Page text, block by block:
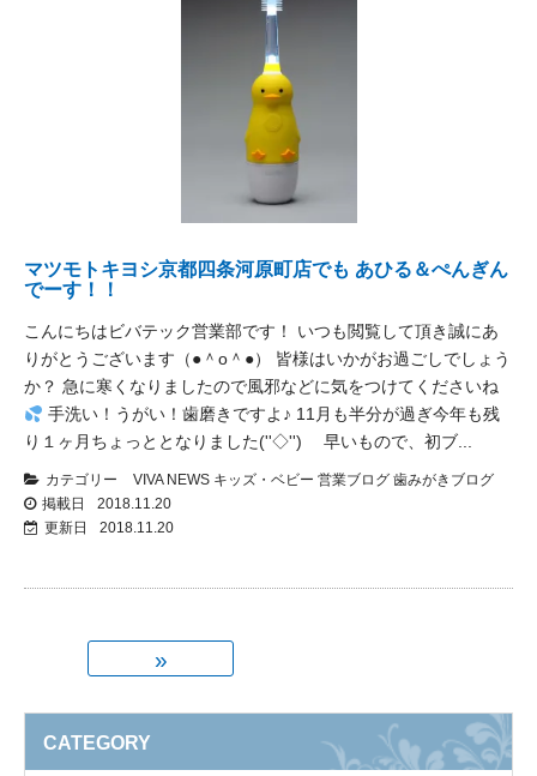
マツモトキヨシ京都四条河原町店でも あひる＆ぺんぎん
でーす！！
こんにちはビバテック営業部です！ いつも閲覧して頂き誠にあ
りがとうございます（●＾o＾●） 皆様はいかがお過ごしでしょう
か？ 急に寒くなりましたので風邪などに気をつけてくださいね
手洗い！うがい！歯磨きですよ♪ 11月も半分が過ぎ今年も残
り１ヶ月ちょっととなりました(''◇'')ゞ 早いもので、初ブ...
カテゴリー VIVA NEWS キッズ・ベビー 営業ブログ 歯みがきブログ
掲載日
2018.11.20
更新日
2018.11.20
»
CATEGORY